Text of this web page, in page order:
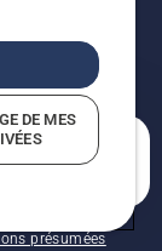
de
présumées
DE MES
aider?